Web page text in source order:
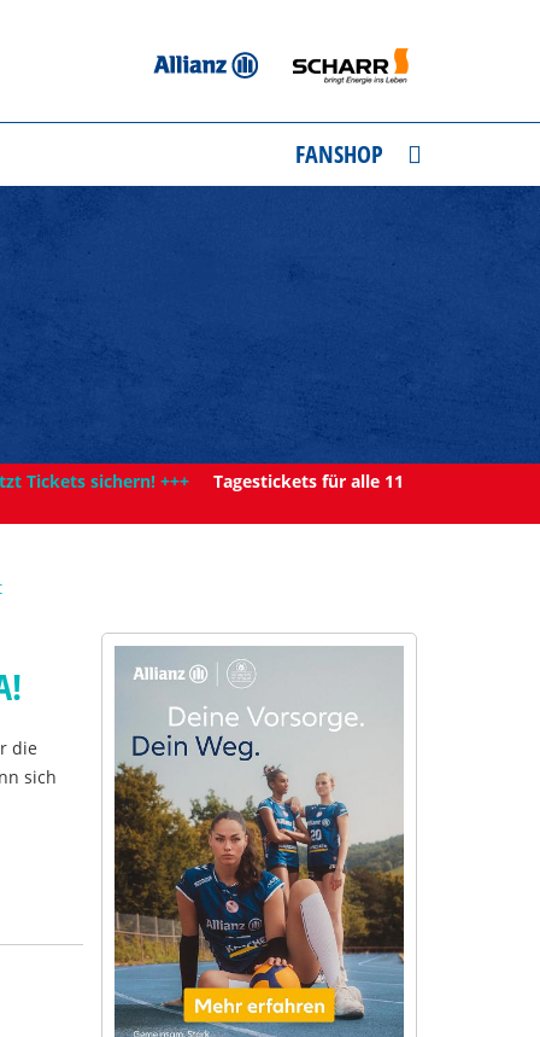
FANSHOP
Tickets sichern! +++ Tagestickets für alle 11
die
sich